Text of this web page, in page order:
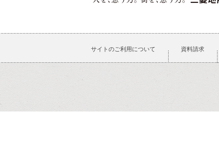
サイトのご利用について 資料請求